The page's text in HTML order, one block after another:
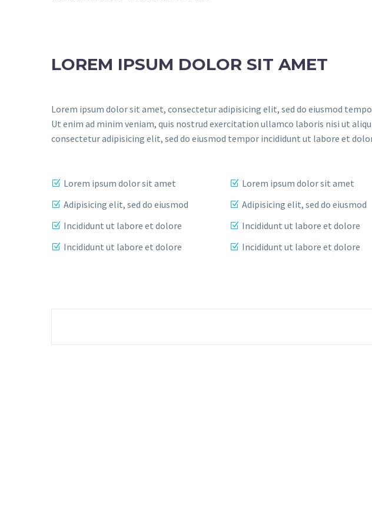
LOREM IPSUM DOLOR SIT AMET
Lorem ipsum dolor sit amet, consectetur adipisicing elit, sed do eiusmod
Ut enim ad minim veniam, quis nostrud exercitation ullamco laboris nisi ut
consectetur adipisicing elit, sed do eiusmod tempor incididunt ut labore et
Lorem ipsum dolor sit amet
Adipisicing elit, sed do eiusmod
Incididunt ut labore et dolore
Incididunt ut labore et dolore
Lorem ipsum dolor sit amet
Adipisicing elit, sed do eiusmod
Incididunt ut labore et dolore
Incididunt ut labore et dolore